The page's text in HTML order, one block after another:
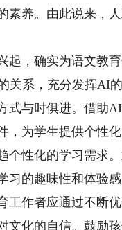
素养。由此说来，
，确实为语文教育
关系，充分发挥AI
式与时俱进。借助
，为学生提供个性
个性化的学习需求
习的趣味性和体验感
作者应通过不断优
文化的自信。鼓励